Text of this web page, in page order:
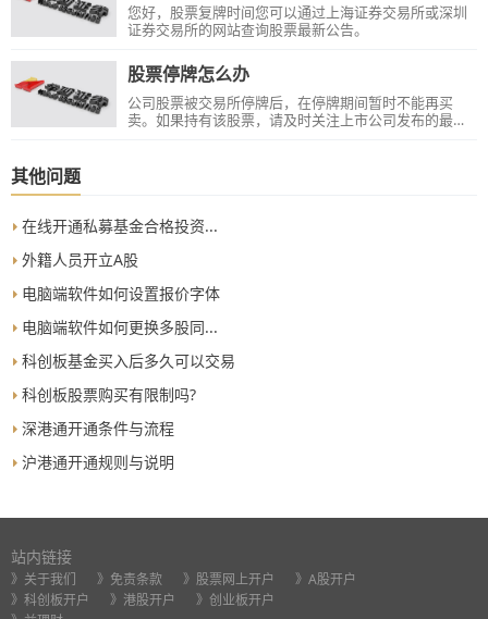
您好，股票复牌时间您可以通过上海证券交易所或深圳
证券交易所的网站查询股票最新公告。
股票停牌怎么办
公司股票被交易所停牌后，在停牌期间暂时不能再买
卖。如果持有该股票，请及时关注上市公司发布的最新
其他问题
在线开通私募基金合格投资...
外籍人员开立A股
电脑端软件如何设置报价字体
电脑端软件如何更换多股同...
科创板基金买入后多久可以交易
科创板股票购买有限制吗?
深港通开通条件与流程
沪港通开通规则与说明
站内链接
》关于我们 》免责条款 》股票网上开户
》A股开户
》科创板开户
》港股开户
》创业板开户